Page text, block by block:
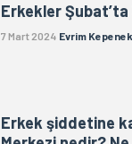
Erkekler Şubat’ta
7 Mart 2024 Evrim Kepenek
Erkek şiddetine